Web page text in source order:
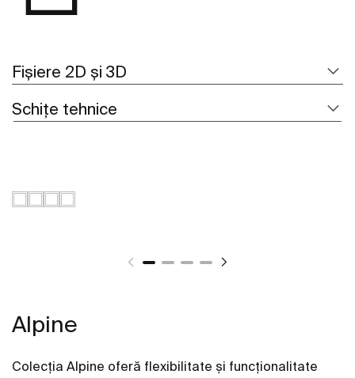
Fișiere 2D și 3D
Schițe tehnice
Alpine
Colecția Alpine oferă flexibilitate și funcționalitate